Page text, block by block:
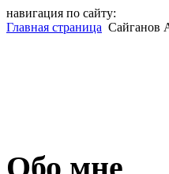
навигация по сайту:
Главная страница Сайганов